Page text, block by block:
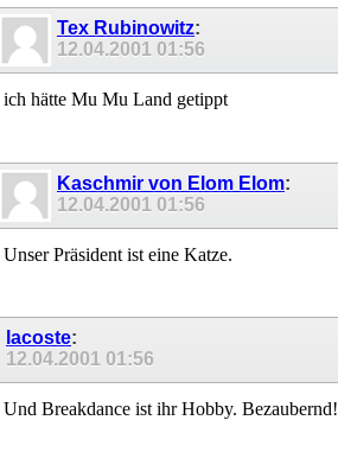
Tex Rubinowitz:
12.04.2001 01:56
ich hätte Mu Mu Land getippt
Kaschmir von Elom Elom:
12.04.2001 01:56
Unser Präsident ist eine Katze.
lacoste:
12.04.2001 01:56
Und Breakdance ist ihr Hobby. Bezaubernd!